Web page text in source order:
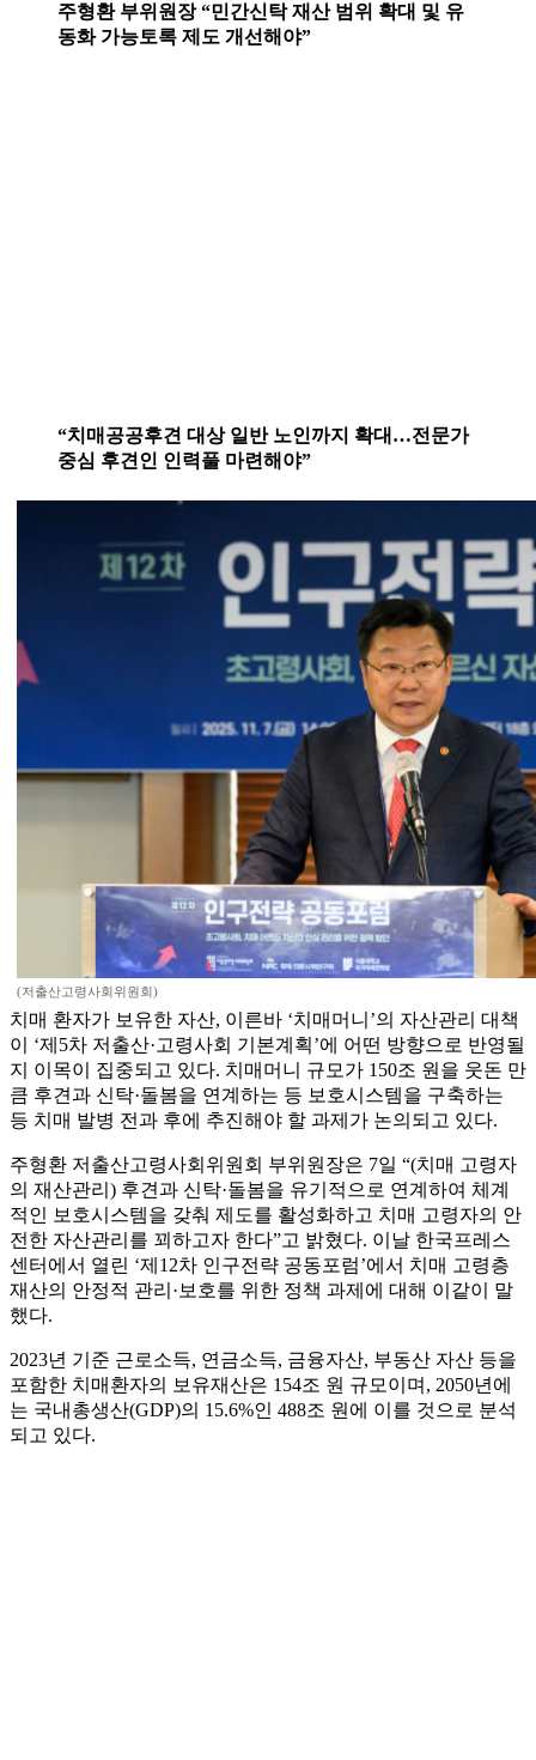
주형환 부위원장 “민간신탁 재산 범위 확대 및 유
동화 가능토록 제도 개선해야”
“치매공공후견 대상 일반 노인까지 확대…전문가
중심 후견인 인력풀 마련해야”
(저출산고령사회위원회)
치매 환자가 보유한 자산, 이른바 ‘치매머니’의 자산관리 대책
이 ‘제5차 저출산·고령사회 기본계획’에 어떤 방향으로 반영될
지 이목이 집중되고 있다. 치매머니 규모가 150조 원을 웃돈 만
큼 후견과 신탁·돌봄을 연계하는 등 보호시스템을 구축하는
등 치매 발병 전과 후에 추진해야 할 과제가 논의되고 있다.
주형환 저출산고령사회위원회 부위원장은 7일 “(치매 고령자
의 재산관리) 후견과 신탁·돌봄을 유기적으로 연계하여 체계
적인 보호시스템을 갖춰 제도를 활성화하고 치매 고령자의 안
전한 자산관리를 꾀하고자 한다”고 밝혔다. 이날 한국프레스
센터에서 열린 ‘제12차 인구전략 공동포럼’에서 치매 고령층
재산의 안정적 관리·보호를 위한 정책 과제에 대해 이같이 말
했다.
2023년 기준 근로소득, 연금소득, 금융자산, 부동산 자산 등을
포함한 치매환자의 보유재산은 154조 원 규모이며, 2050년에
는 국내총생산(GDP)의 15.6%인 488조 원에 이를 것으로 분석
되고 있다.